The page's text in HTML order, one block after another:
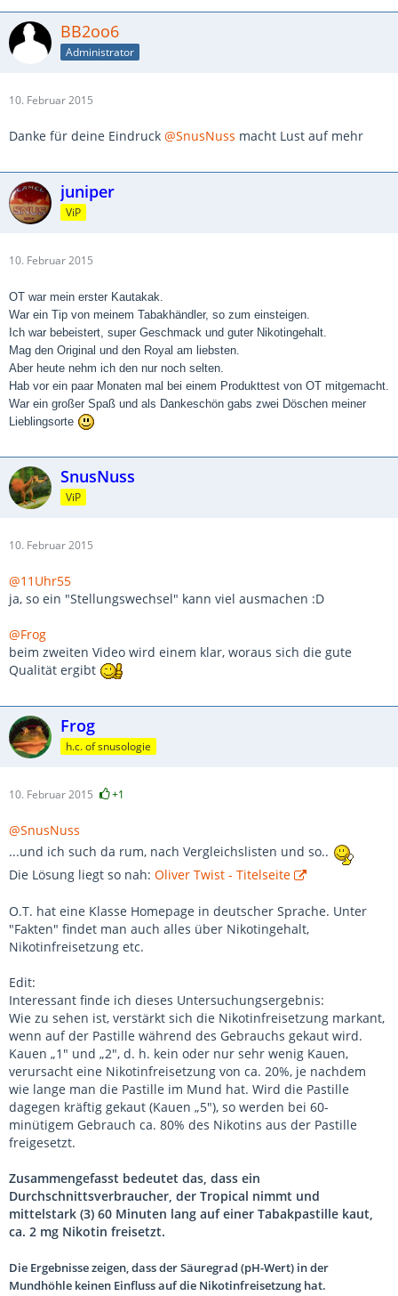
BB2oo6
Administrator
10. Februar 2015
Danke für deine Eindruck @SnusNuss macht Lust auf mehr
juniper
ViP
10. Februar 2015
OT war mein erster Kautakak.
War ein Tip von meinem Tabakhändler, so zum einsteigen.
Ich war bebeistert, super Geschmack und guter Nikotingehalt.
Mag den Original und den Royal am liebsten.
Aber heute nehm ich den nur noch selten.
Hab vor ein paar Monaten mal bei einem Produkttest von OT mitgemacht.
War ein großer Spaß und als Dankeschön gabs zwei Döschen meiner
Lieblingsorte
SnusNuss
ViP
10. Februar 2015
@11Uhr55
ja, so ein "Stellungswechsel" kann viel ausmachen :D
@Frog
beim zweiten Video wird einem klar, woraus sich die gute
Qualität ergibt
Frog
h.c. of snusologie
10. Februar 2015 +1
@SnusNuss
...und ich such da rum, nach Vergleichslisten und so..
Die Lösung liegt so nah: Oliver Twist - Titelseite
O.T. hat eine Klasse Homepage in deutscher Sprache. Unter
"Fakten" findet man auch alles über Nikotingehalt,
Nikotinfreisetzung etc.
Edit:
Interessant finde ich dieses Untersuchungsergebnis:
Wie zu sehen ist, verstärkt sich die Nikotinfreisetzung markant,
wenn auf der Pastille während des Gebrauchs gekaut wird.
Kauen „1" und „2", d. h. kein oder nur sehr wenig Kauen,
verursacht eine Nikotinfreisetzung von ca. 20%, je nachdem
wie lange man die Pastille im Mund hat. Wird die Pastille
dagegen kräftig gekaut (Kauen „5"), so werden bei 60-
minütigem Gebrauch ca. 80% des Nikotins aus der Pastille
freigesetzt.
Zusammengefasst bedeutet das, dass ein
Durchschnittsverbraucher, der Tropical nimmt und
mittelstark (3) 60 Minuten lang auf einer Tabakpastille kaut,
ca. 2 mg Nikotin freisetzt.
Die Ergebnisse zeigen, dass der Säuregrad (pH-Wert) in der
Mundhöhle keinen Einfluss auf die Nikotinfreisetzung hat.